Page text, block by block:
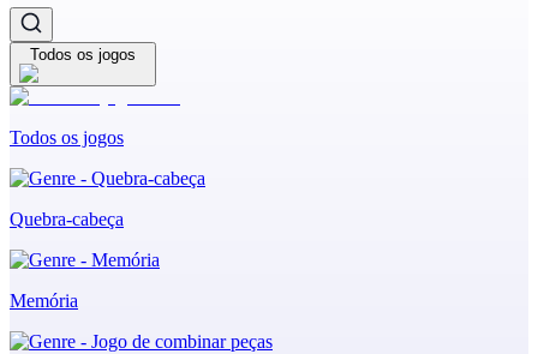
Todos os jogos
Todos os jogos
Quebra-cabeça
Memória